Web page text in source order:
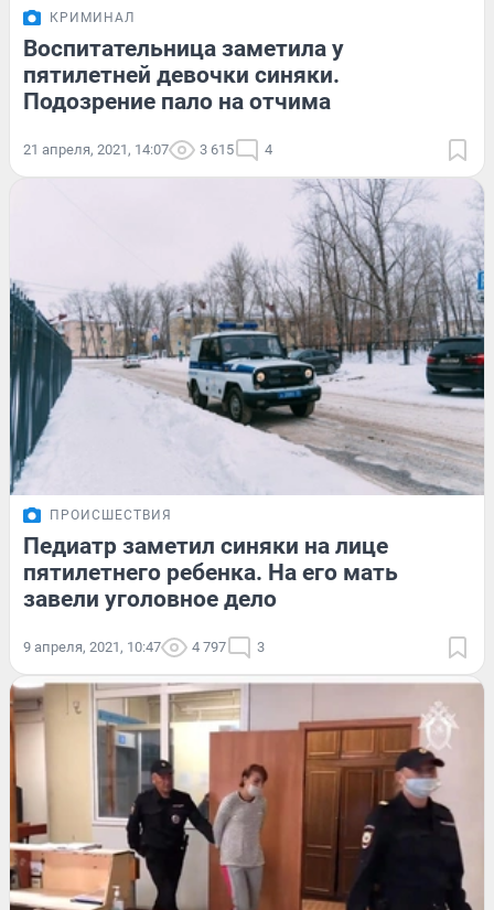
КРИМИНАЛ
Воспитательница заметила у
пятилетней девочки синяки.
Подозрение пало на отчима
21 апреля, 2021, 14:07 3 615 4
ПРОИСШЕСТВИЯ
Педиатр заметил синяки на лице
пятилетнего ребенка. На его мать
завели уголовное дело
9 апреля, 2021, 10:47 4 797 3